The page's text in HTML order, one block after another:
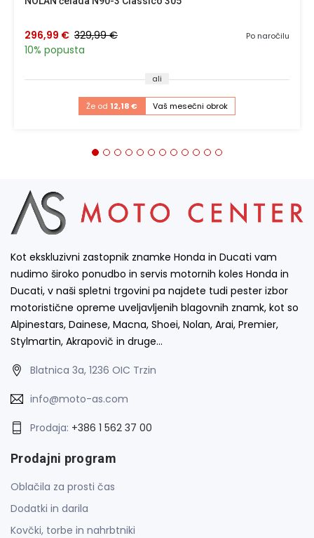
Po naročilu
296,99 € 329,99 €
10% popusta
ali
Že od 12,18 € Vaš mesečni obrok
Kot ekskluzivni zastopnik znamke Honda in Ducati vam
nudimo široko ponudbo in servis motornih koles Honda in
Ducati, v naši spletni trgovini pa najdete tudi pester izbor
motoristične opreme uveljavljenih blagovnih znamk, kot so
Alpinestars, Dainese, Macna, Shoei, Nolan, Arai, Premier,
Stylmartin, Akrapovič in druge…
Blatnica 3a, 1236 OIC Trzin
info@moto-as.com
Prodaja: +386 1 562 37 00
Prodajni program
Oblačila za prosti čas
Dodatki in darila
Kovčki, torbe in nahrbtniki